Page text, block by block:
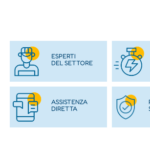
ESPERTI
DEL SETTORE
ASSISTENZA
DIRETTA